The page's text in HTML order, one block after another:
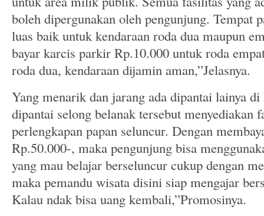
boleh dipergunakan oleh pengunjung. Tempat
luas baik untuk kendaraan roda dua maupun
bayar karcis parkir Rp.10.000 untuk roda
roda dua, kendaraan dijamin aman,”Jelasnya.
Yang menarik dan jarang ada dipantai lainya
dipantai selong belanak tersebut menyediakan
perlengkapan papan seluncur. Dengan
Rp.50.000-, maka pengunjung bisa
yang mau belajar berseluncur cukup dengan
maka pemandu wisata disini siap mengajar
Kalau ndak bisa uang kembali,”Promosinya.